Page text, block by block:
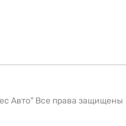
Авто" Все права защищены